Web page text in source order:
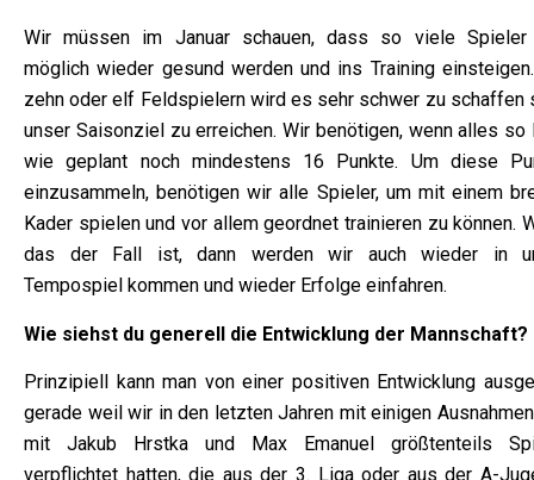
Wir müssen im Januar schauen, dass so viele
möglich wieder gesund werden und ins Training
zehn oder elf Feldspielern wird es sehr schwer zu schaffen
unser Saisonziel zu erreichen. Wir benötigen, wenn alles so
wie geplant noch mindestens 16 Punkte. Um diese
einzusammeln, benötigen wir alle Spieler, um mit einem
Kader spielen und vor allem geordnet trainieren zu können.
das der Fall ist, dann werden wir auch wieder in
Tempospiel kommen und wieder Erfolge einfahren.
Wie siehst du generell die Entwicklung der Mannschaft?
Prinzipiell kann man von einer positiven Entwicklung
gerade weil wir in den letzten Jahren mit einigen
mit Jakub Hrstka und Max Emanuel größtenteils
verpflichtet hatten, die aus der 3. Liga oder aus der A-